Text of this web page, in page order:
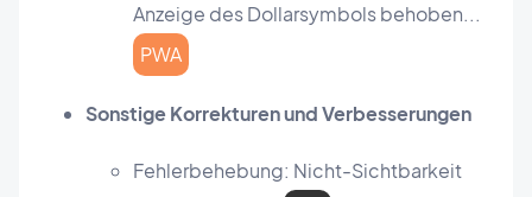
Anzeige des Dollarsymbols behoben...
PWA
Sonstige Korrekturen und Verbesserungen
Fehlerbehebung: Nicht-Sichtbarkeit